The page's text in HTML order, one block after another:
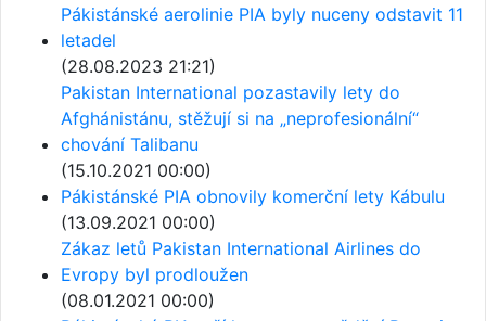
Pákistánské aerolinie PIA byly nuceny odstavit 11
letadel
(28.08.2023 21:21)
Pakistan International pozastavily lety do
Afghánistánu, stěžují si na „neprofesionální“
chování Talibanu
(15.10.2021 00:00)
Pákistánské PIA obnovily komerční lety Kábulu
(13.09.2021 00:00)
Zákaz letů Pakistan International Airlines do
Evropy byl prodloužen
(08.01.2021 00:00)